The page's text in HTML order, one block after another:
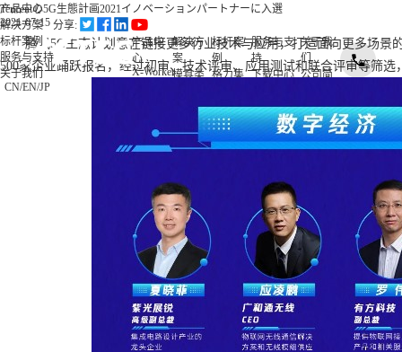
产品中
心
X-Worker
10Sr-模
具加工应
10Se-零
件加工应
用
20Sr-综
合加工应
用
20Sc-零
件加工应
用
X-
MASTER
解决方
案
模具类
钟表类
更多方
标杆案
例
格力集
富士康
集团
服务与支
持
下载中心
常见问题
售后服务
关于我
们
公司简
公司新
闻
联系我
产品中心
解决方案
标杆案例
服务与支持
关于我们
CN/EN/JP
Tencentの5G生態計画2021イノベーションパートナーに入選
2021-07-15 分享:
腾讯5G生态计划意在链接更多行业技术与应用，打造面向更多场景
500家企业踊跃报名，经过初审、技术评审、应用测试和联合评审等筛